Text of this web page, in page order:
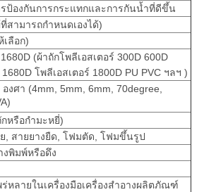
รป้องกันการกระแทกและการกันน้ำที่ดีขึ้น
สามารถกำหนดเองได้)
ลือก)
(ผ้าถักโพลีเอสเตอร์ 300D 600D
โพลีเอสเตอร์ 1800D PU PVC ฯลฯ )
องศา (4mm, 5mm, 6mm, 70degree,
หรือกำมะหยี่)
, สายยางยืด, โฟมตัด, โฟมขึ้นรูป
พิมพ์หรือดึง
หลายในเครื่องมือเครื่องสำอางผลิตภัณฑ์